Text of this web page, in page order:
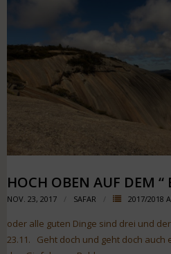
HOCH OBEN AUF DEM “
NOV. 23, 2017 SAFAR 2017/2018
oder alle guten Dinge sind drei und
23.11. Geht doch und geht doch auch